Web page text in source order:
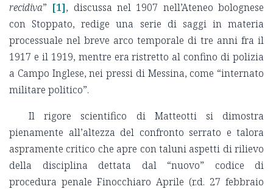
recidiva” [1], discussa nel 1907 nell’Ateneo bolognese
con Stoppato, redige una serie di saggi in materia
processuale nel breve arco temporale di tre anni fra il
1917 e il 1919, mentre era ristretto al confino di polizia
a Campo Inglese, nei pressi di Messina, come “internato
militare politico”.
Il rigore scientifico di Matteotti si dimostra
pienamente all’altezza del confronto serrato e talora
aspramente critico che apre con taluni aspetti di rilievo
della disciplina dettata dal “nuovo” codice di
procedura penale Finocchiaro Aprile (r.d. 27 febbraio